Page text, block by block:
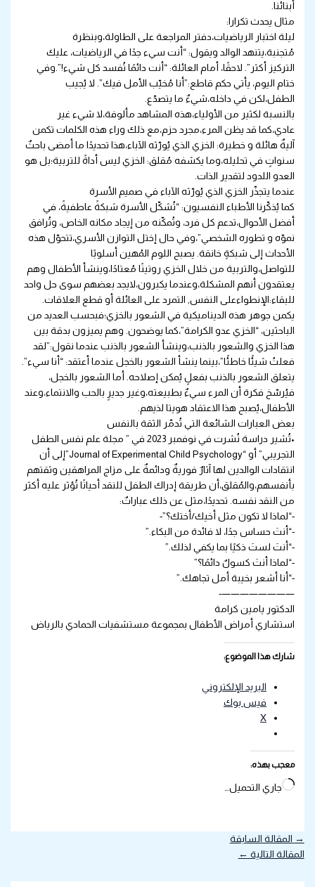
أبنائنا.
مثال يحدث تكرارا:
ليلة اختبار الرياضيات،دفتر المراجعة على الطاولة،وبنظرة
مُتجنبة،يتنهد الوالد ويقول: “أنت سيء جدًا في الرياضيات، عليك
التركيز أكثر”. لاحقًا، أمام العائلة: “أنت دائمًا تُفسد كل شيء!”.وفي
ختام اليوم، يأتي حكم قاطع:”أنا مُخيّب الأمل فيك”. لا يُجيب
الطفل،لكن في داخله،شيءٌ ما يتصدّع.
بالنسبة لكثير من الأولياء،هذه المشاهد مألوفة،لا شيء غير
عادي،كما قد يظن المرء،مجرد حزم،مع ذلك وراء هذه الكلمات تكمن
آليةٌ هائلة و خطيرة: الخزي الذي يُورّثه الآباء،هذا تحديدًا ما أمضى باحثٌ
سنواتٍ في تحليله،وما يكشفه مُقلق: الخزي ليس أداةً للتربية؛بل هو
العدو اللدود لتقدير الذات.
عندما يتجذّر الخزي الذي يُورّثه الآباء في صميم الأسرة
كما يُذكّرنا الأطباء النفسيون: “تُشكّل الأسرة شبكةً عاطفيةً، في
أفضل الأحوال،تدعم كل فرد، وتُمكّنه من إيجاد مكانه الخاص، وتُرافق
نموّه و تطوره الشخصي”،وفي حال إختل التوازن الأسري،تتحوّل هذه
الأحداث إلى شبكةٍ خانقة. يصبح اللوم المُهين أسلوبًا
للتواصل،والتربية من خلال الخزي روتينًا مُعتادًا،وينشأ الأطفال وهم
يعتقدون أنهم المشكلة،وعندما يكبرون،لايجد بعضهم سوى حل واحد
للبقاء:الإنطواءعلى النفس, التمرد على العائلة أو قطع العلاقات.
يكمن جوهر هذه الديناميكية في الشعور بالخزي؛فبحسب العديد من
الباحثين، “الخزي عدو الكرامة”،كما يوضحون. وهم يميزون بدقة بين
هذا الخزي والشعور بالذنب،وينشأ الشعور بالذنب عندما نقول:”لقد
فعلتُ شيئًا خاطئًا”،بينما ينشأ الشعور بالخجل عندما أعتقد: “أنا سيء”.
يتعلق الشعور بالذنب بفعلٍ يُمكن إصلاحه. أما الشعور بالخجل،
فيُرسّخ فكرة أن المرء سيءٌ بطبيعته،وغير جديرٍ بالحب والانتماء،وعند
الأطفال،يُصبح هذا الاعتقاد هويتا لذيهم.
بعض العبارات الشائعة التي تُدمّر الثقة بالنفس
•تُشير دراسة نُشرت في نوفمبر 2023 في ” مجلة علم نفس الطفل
التجريبي” أو “Journal of Experimental Child Psychology”إلى أن
انتقادات الوالدين لها آثارٌ فوريةٌ ودائمةٌ على مزاج المراهقين وثقتهم
بأنفسهم،والمُقلق،أن طريقة إدراك الطفل للنقد أحيانًا تُؤثر عليه أكثر
من النقد نفسه. تحديدًا،مثل عن ذلك عباراتٌ:
-“لماذا لا تكون مثل أخيك/أختك؟”-
-“أنتَ حساس جدًا، لا فائدة من البكاء.”
-“أنتَ لستَ ذكيًا بما يكفي لذلك.”
-“لماذا أنتَ كسولٌ دائمًا؟”
-“أنا أشعر بخيبة أمل تجاهك.”
————————-
الدكتور يامين كرامة
استشاري أمراض الأطفال بمجموعة مستشفيات الحمادي بالرياض
شارك هذا الموضوع:
البريد الإلكتروني
فيس بوك
X
معجب بهذه:
جاري التحميل…
→
المقالة السابقة
المقالة التالية ←